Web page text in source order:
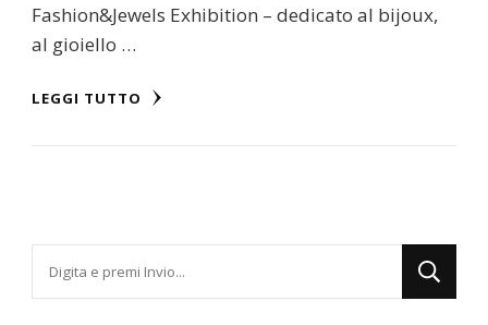
Fashion&Jewels Exhibition – dedicato al bijoux,
al gioiello …
LEGGI TUTTO